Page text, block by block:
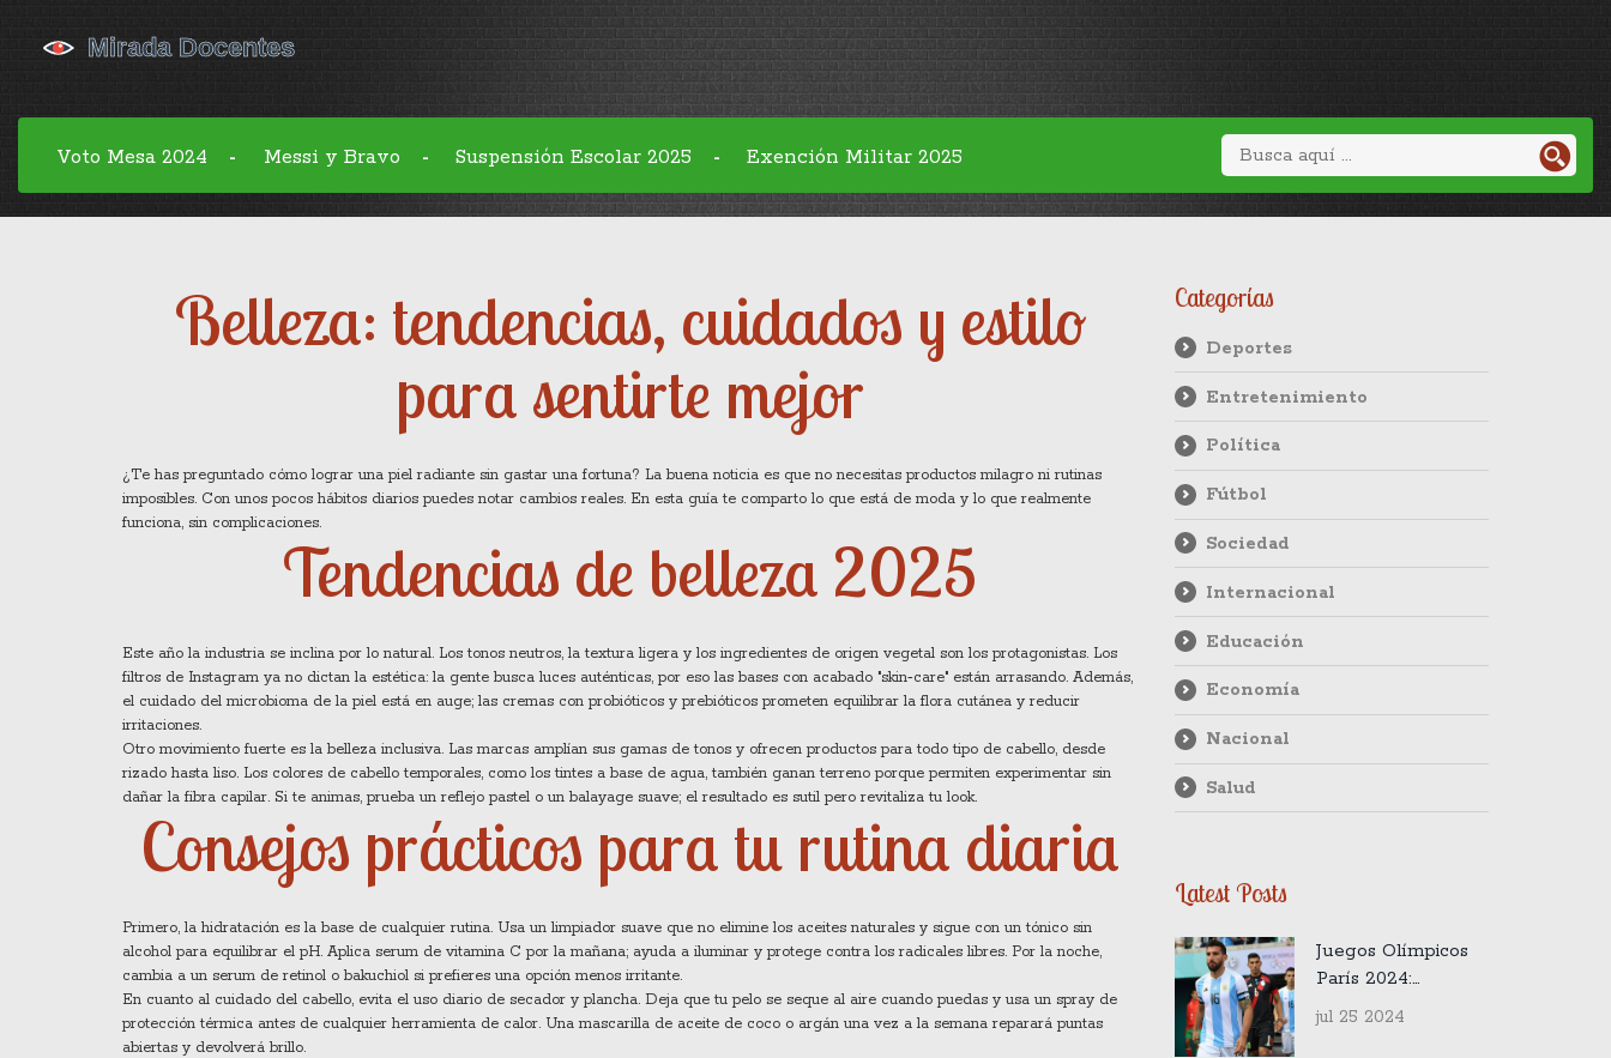
Voto Mesa 2024 - Messi y Bravo - Suspensión Escolar 2025 - Exención Militar 2025
Belleza: tendencias, cuidados y estilo
para sentirte mejor
¿Te has preguntado cómo lograr una piel radiante sin gastar una fortuna? La buena noticia es que no necesitas productos milagro ni rutinas
imposibles. Con unos pocos hábitos diarios puedes notar cambios reales. En esta guía te comparto lo que está de moda y lo que realmente
funciona, sin complicaciones.
Tendencias de belleza 2025
Este año la industria se inclina por lo natural. Los tonos neutros, la textura ligera y los ingredientes de origen vegetal son los protagonistas. Los
filtros de Instagram ya no dictan la estética: la gente busca luces auténticas, por eso las bases con acabado "skin‑care" están arrasando. Además,
el cuidado del microbioma de la piel está en auge; las cremas con probióticos y prebióticos prometen equilibrar la flora cutánea y reducir
irritaciones.
Otro movimiento fuerte es la belleza inclusiva. Las marcas amplían sus gamas de tonos y ofrecen productos para todo tipo de cabello, desde
rizado hasta liso. Los colores de cabello temporales, como los tintes a base de agua, también ganan terreno porque permiten experimentar sin
dañar la fibra capilar. Si te animas, prueba un reflejo pastel o un balayage suave; el resultado es sutil pero revitaliza tu look.
Consejos prácticos para tu rutina diaria
Primero, la hidratación es la base de cualquier rutina. Usa un limpiador suave que no elimine los aceites naturales y sigue con un tónico sin
alcohol para equilibrar el pH. Aplica serum de vitamina C por la mañana; ayuda a iluminar y protege contra los radicales libres. Por la noche,
cambia a un serum de retinol o bakuchiol si prefieres una opción menos irritante.
En cuanto al cuidado del cabello, evita el uso diario de secador y plancha. Deja que tu pelo se seque al aire cuando puedas y usa un spray de
protección térmica antes de cualquier herramienta de calor. Una mascarilla de aceite de coco o argán una vez a la semana reparará puntas
abiertas y devolverá brillo.
Categorías
Deportes
Entretenimiento
Política
Fútbol
Sociedad
Internacional
Educación
Economía
Nacional
Salud
Latest Posts
Juegos Olímpicos
París 2024:
Horarios y eventos
clave para los
jul 25 2024